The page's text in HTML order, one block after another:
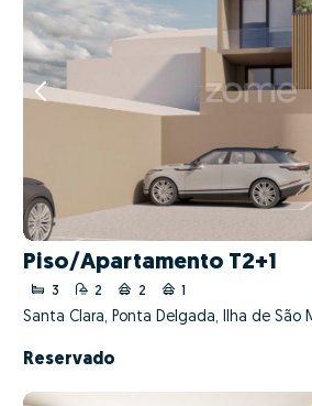
Piso/Apartamento T2+1
3 2 2 1
Santa Clara, Ponta Delgada, Ilha de São
Reservado